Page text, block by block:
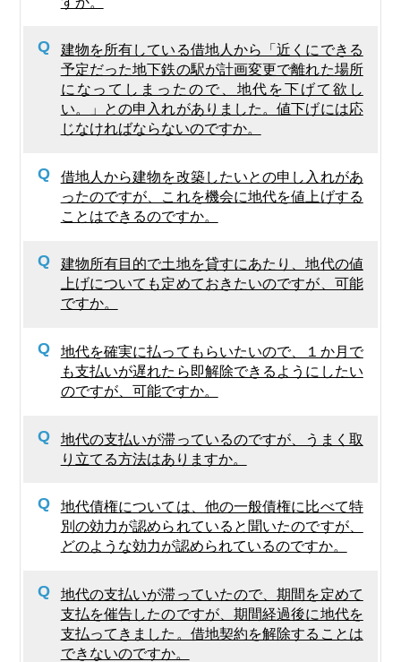
Q
建物を所有している借地人から「近くにできる
予定だった地下鉄の駅が計画変更で離れた場所
になってしまったので、地代を下げて欲し
い。」との申入れがありました。値下げには応
じなければならないのですか。
Q
借地人から建物を改築したいとの申し入れがあ
ったのですが、これを機会に地代を値上げする
ことはできるのですか。
Q
建物所有目的で土地を貸すにあたり、地代の値
上げについても定めておきたいのですが、可能
ですか。
Q
地代を確実に払ってもらいたいので、１か月で
も支払いが遅れたら即解除できるようにしたい
のですが、可能ですか。
Q
地代の支払いが滞っているのですが、うまく取
り立てる方法はありますか。
Q
地代債権については、他の一般債権に比べて特
別の効力が認められていると聞いたのですが、
どのような効力が認められているのですか。
Q
地代の支払いが滞っていたので、期間を定めて
支払を催告したのですが、期間経過後に地代を
支払ってきました。借地契約を解除することは
できないのですか。